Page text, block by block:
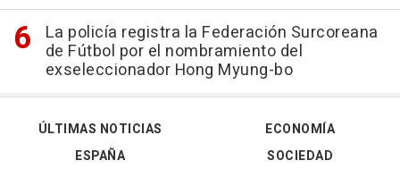
La policía registra la Federación Surcoreana
de Fútbol por el nombramiento del
exseleccionador Hong Myung-bo
ÚLTIMAS NOTICIAS
ESPAÑA
ECONOMÍA
SOCIEDAD